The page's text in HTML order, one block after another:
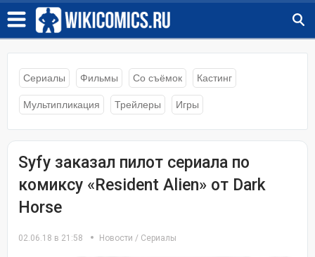
Сериалы Фильмы Со съёмок Кастинг
Мультипликация Трейлеры Игры
Syfy заказал пилот сериала по
комиксу «Resident Alien» от Dark
Horse
02.06.18 в 21:58 Новости / Сериалы